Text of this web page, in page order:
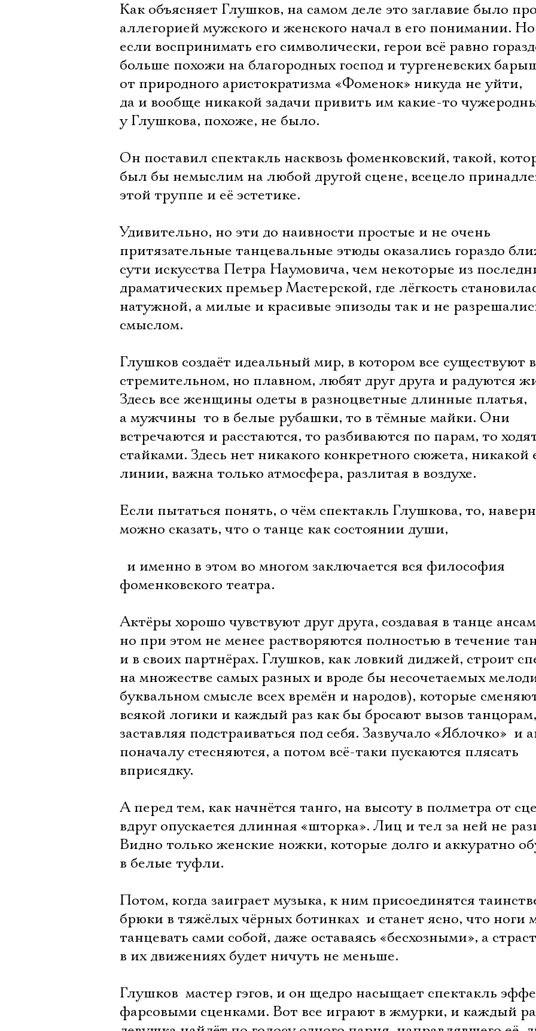
Как объясняет Глушков, на самом деле это заглавие было
аллегорией мужского и женского начал в его понимании.
если воспринимать его символически, герои всё равно
больше похожи на благородных господ и тургеневских
от природного аристократизма «Фоменок» никуда не уйти,
да и вообще никакой задачи привить им какие-то
у Глушкова, похоже, не было.
Он поставил спектакль насквозь фоменковский, такой,
был бы немыслим на любой другой сцене, всецело
этой труппе и её эстетике.
Удивительно, но эти до наивности простые и не очень
притязательные танцевальные этюды оказались гораздо
сути искусства Петра Наумовича, чем некоторые из
драматических премьер Мастерской, где лёгкость
натужной, а милые и красивые эпизоды так и не
смыслом.
Глушков создаёт идеальный мир, в котором все существуют
стремительном, но плавном, любят друг друга и радуются
Здесь все женщины одеты в разноцветные длинные платья,
а мужчины  то в белые рубашки, то в тёмные майки. Они
встречаются и расстаются, то разбиваются по парам, то
стайками. Здесь нет никакого конкретного сюжета, никакой
линии, важна только атмосфера, разлитая в воздухе.
Если пытаться понять, о чём спектакль Глушкова, то,
можно сказать, что о танце как состоянии души,
 и именно в этом во многом заключается вся философия
фоменковского театра.
Актёры хорошо чувствуют друг друга, создавая в танце
но при этом не менее растворяются полностью в течение
и в своих партнёрах. Глушков, как ловкий диджей, строит
на множестве самых разных и вроде бы несочетаемых
буквальном смысле всех времён и народов), которые
всякой логики и каждый раз как бы бросают вызов танцорам,
заставляя подстраиваться под себя. Зазвучало «Яблочко»  и
поначалу стесняются, а потом всё-таки пускаются плясать
вприсядку.
А перед тем, как начнётся танго, на высоту в полметра от
вдруг опускается длинная «шторка». Лиц и тел за ней не
Видно только женские ножки, которые долго и аккуратно
в белые туфли.
Потом, когда заиграет музыка, к ним присоединятся
брюки в тяжёлых чёрных ботинках  и станет ясно, что ноги
танцевать сами собой, даже оставаясь «бесхозными», а
в их движениях будет ничуть не меньше.
Глушков  мастер гэгов, и он щедро насыщает спектакль
фарсовыми сценками. Вот все играют в жмурки, и каждый
Электропочта
Ознакомиться